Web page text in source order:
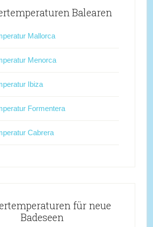
Balearen
Mallorca
Menorca
Ibiza
Formentera
Cabrera
für neue
Badeseen